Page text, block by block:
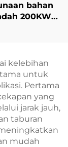
bahan
200KW
kelebihan
untuk
Pertama
yang
jarak jauh,
taburan
mudah